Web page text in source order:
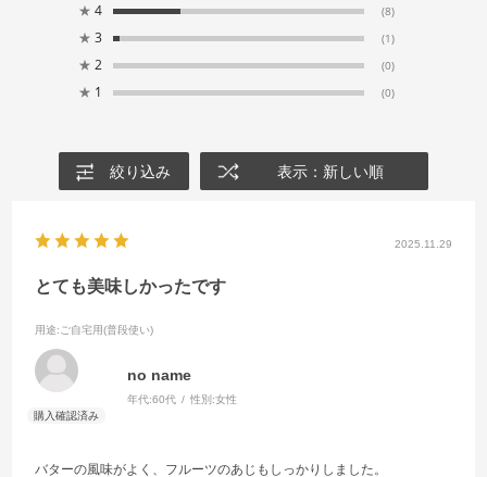
★ 4 (8)
★ 3 (1)
★ 2 (0)
★ 1 (0)
絞り込み 表示：新しい順
2025.11.29
とても美味しかったです
用途:ご自宅用(普段使い)
no name
年代:60代 性別:女性
バターの風味がよく、フルーツのあじもしっかりしました。